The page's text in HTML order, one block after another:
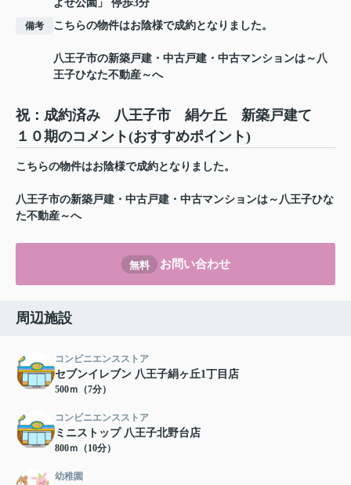
よせ公園」 停歩3分
備考 こちらの物件はお陰様で成約となりました。
八王子市の新築戸建・中古戸建・中古マンションは～八
王子ひなた不動産～へ
祝：成約済み 八王子市 絹ケ丘 新築戸建て
１０期のコメント(おすすめポイント)
こちらの物件はお陰様で成約となりました。
八王子市の新築戸建・中古戸建・中古マンションは～八王子ひな
た不動産～へ
無料 お問い合わせ
周辺施設
コンビニエンスストア
セブンイレブン 八王子絹ヶ丘1丁目店
500ｍ（7分）
コンビニエンスストア
ミニストップ 八王子北野台店
800ｍ（10分）
幼稚園